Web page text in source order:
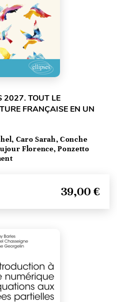
2027. TOUT LE
FRANÇAISE EN UN
Caro Sarah, Conche
Florence, Ponzetto
39,00 €